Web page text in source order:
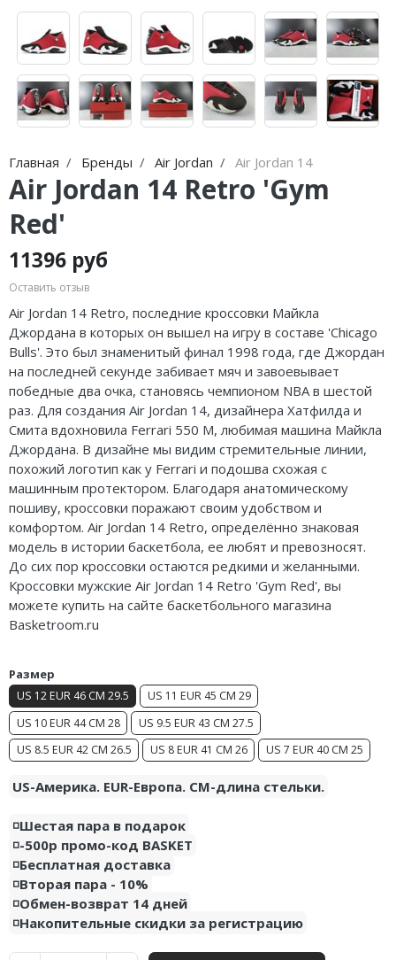
Главная Бренды Air Jordan Air Jordan 14
Air Jordan 14 Retro 'Gym
Red'
11396 руб
Оставить отзыв
Air Jordan 14 Retro, последние кроссовки Майкла
Джордана в которых он вышел на игру в составе 'Chicago
Bulls'. Это был знаменитый финал 1998 года, где Джордан
на последней секунде забивает мяч и завоевывает
победные два очка, становясь чемпионом NBA в шестой
раз. Для создания Air Jordan 14, дизайнера Хатфилда и
Смита вдохновила Ferrari 550 M, любимая машина Майкла
Джордана. В дизайне мы видим стремительные линии,
похожий логотип как у Ferrari и подошва схожая с
машинным протектором. Благодаря анатомическому
пошиву, кроссовки поражают своим удобством и
комфортом. Air Jordan 14 Retro, определённо знаковая
модель в истории баскетбола, ее любят и превозносят.
До сих пор кроссовки остаются редкими и желанными.
Кроссовки мужские Air Jordan 14 Retro 'Gym Red', вы
можете купить на сайте баскетбольного магазина
Basketroom.ru
Размер
US 12 EUR 46 CM 29.5
US 11 EUR 45 CM 29
US 10 EUR 44 CM 28
US 9.5 EUR 43 CM 27.5
US 8.5 EUR 42 CM 26.5
US 8 EUR 41 CM 26 US 7 EUR 40 CM 25
US-Америка. EUR-Европа. CM-длина стельки.
◽️Шестая пара в подарок
◽️-500р промо-код BASKET
◽️Бесплатная доставка
◽️Вторая пара - 10%
◽️Обмен-возврат 14 дней
◽️Накопительные скидки за регистрацию
Nike Dunk
Nike Shox
Nike Blazer
Nike P-6000
Nike Initiator
Nike Pegasus
Nike Precision
Nike Hyperdunk
Nike Hyperset
Nike Cosmic Unity
Nike Air Deldon
Nike Sabrina
Nike A’ja
Nike ST
Nike GT
Nike Ja
Nike LeBron
Nike Kyrie
Nike Freak
Nike KD
Nike PG
Nike Kobe
Nike Uptempo
adidas Samba
adidas Gazelle
adidas Handball
adidas Adistar
adidas adiFOM
adidas Adizero
adidas Harden
adidas Dame
adidas AE
Adidas Yeezy Boost 350 V2